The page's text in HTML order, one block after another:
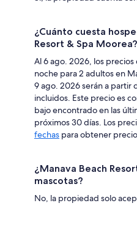
¿Cuánto cuesta
Resort & Spa Moorea?
Al 6 ago. 2026, los precios
noche para 2 adultos en
9 ago. 2026 serán a partir
incluidos. Este precio es
bajo encontrado en las
próximos 30 días. Los
fechas para obtener
¿Manava Beach
mascotas?
No, la propiedad solo